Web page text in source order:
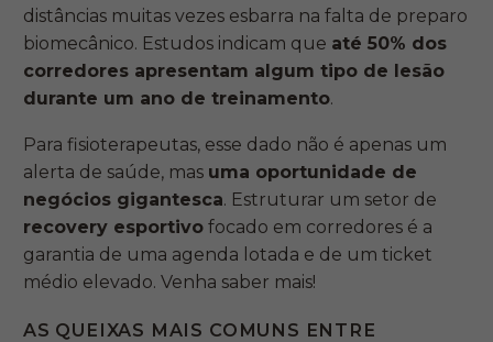
distâncias muitas vezes esbarra na falta de preparo
biomecânico. Estudos indicam que até 50% dos
corredores apresentam algum tipo de lesão
durante um ano de treinamento.
Para fisioterapeutas, esse dado não é apenas um
alerta de saúde, mas uma oportunidade de
negócios gigantesca. Estruturar um setor de
recovery esportivo focado em corredores é a
garantia de uma agenda lotada e de um ticket
médio elevado. Venha saber mais!
AS QUEIXAS MAIS COMUNS ENTRE